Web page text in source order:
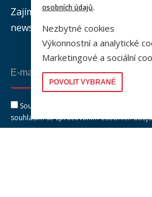
Zajímá vás dění na fakultě?
newsletteru a buďte s námi v
Souhlasím se zasíláním newsletteru na
souhlasím se zpracováním osobních
osobních údajů.
Nezbytné cookies
Výkonnostní a analytické
Marketingové a sociální
POVOLIT VYBRANÉ